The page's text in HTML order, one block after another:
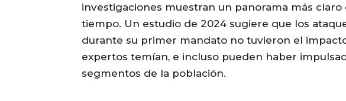
investigaciones muestran un panorama más
tiempo. Un estudio de 2024 sugiere que los
durante su primer mandato no tuvieron el
expertos temían, e incluso pueden haber
segmentos de la población.